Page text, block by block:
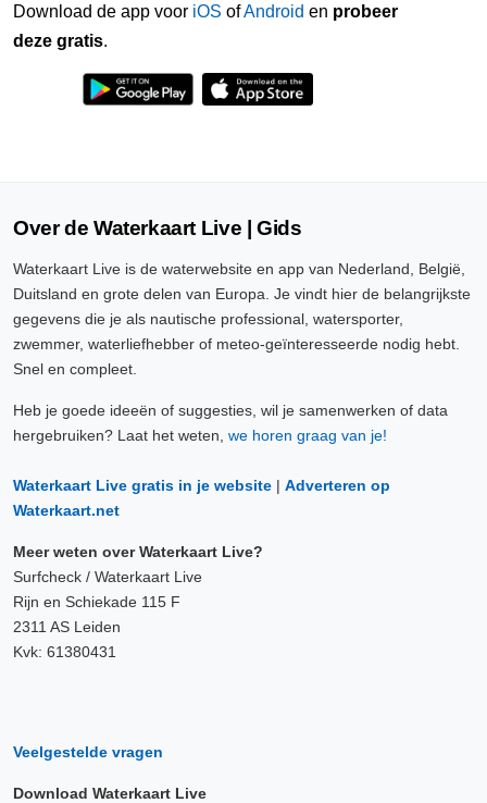
Download de app voor iOS ofAndroid en probeer
deze gratis.
Over de Waterkaart Live | Gids
Waterkaart Live is de waterwebsite en app van Nederland, België,
Duitsland en grote delen van Europa. Je vindt hier de belangrijkste
gegevens die je als nautische professional, watersporter,
zwemmer, waterliefhebber of meteo-geïnteresseerde nodig hebt.
Snel en compleet.
Heb je goede ideeën of suggesties, wil je samenwerken of data
hergebruiken? Laat het weten, we horen graag van je!
Waterkaart Live gratis in je website | Adverteren op
Waterkaart.net
Meer weten over Waterkaart Live?
Surfcheck / Waterkaart Live
Rijn en Schiekade 115 F
2311 AS Leiden
Kvk: 61380431
Veelgestelde vragen
Download Waterkaart Live